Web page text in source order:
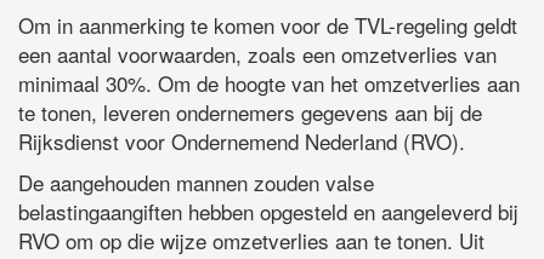
Om in aanmerking te komen voor de TVL-regeling geldt
een aantal voorwaarden, zoals een omzetverlies van
minimaal 30%. Om de hoogte van het omzetverlies aan
te tonen, leveren ondernemers gegevens aan bij de
Rijksdienst voor Ondernemend Nederland (RVO).
De aangehouden mannen zouden valse
belastingaangiften hebben opgesteld en aangeleverd bij
RVO om op die wijze omzetverlies aan te tonen. Uit